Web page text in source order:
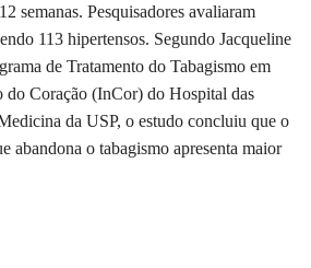
semanas. Pesquisadores avaliaram
113 hipertensos. Segundo Jacqueline
de Tratamento do Tabagismo em
Coração (InCor) do Hospital das
da USP, o estudo concluiu que o
abandona o tabagismo apresenta maior